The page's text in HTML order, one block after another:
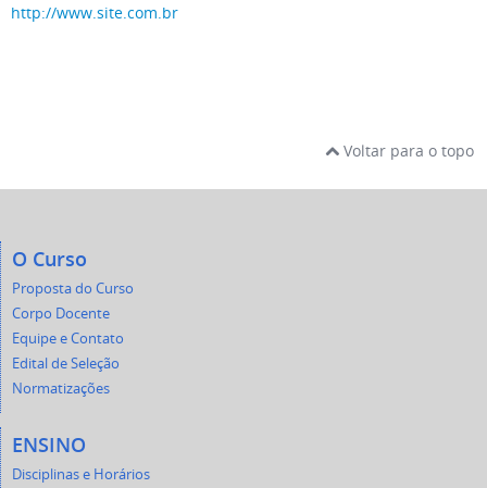
http://www.site.com.br
Voltar para o topo
O Curso
Proposta do Curso
Corpo Docente
Equipe e Contato
Edital de Seleção
Normatizações
ENSINO
Disciplinas e Horários